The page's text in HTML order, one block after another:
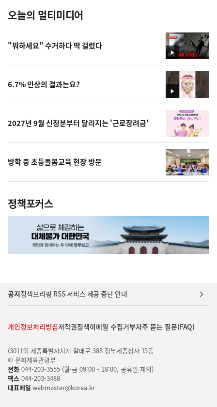
오늘의 멀티미디어
영
상
"뭐하세요" 수거하다 딱 걸렸다
영
상
6.7% 인상의 결과는요?
2027년 9월 신청분부터 달라지는 '근로장려금'
방학 중 초등돌봄교육 현장 방문
정책포커스
공지정책브리핑 RSS 서비스 제공 중단 안내
개인정보처리방침저작권정책이메일 수집거부자주 묻는 질문(FAQ)
(30119) 세종특별자치시 갈매로 388 정부세종청사 15동
© 문화체육관광부
전화044-203-3555 (월-금 09:00 - 18:00, 공휴일 제외)
팩스 044-203-3488
대표메일 webmaster@korea.kr